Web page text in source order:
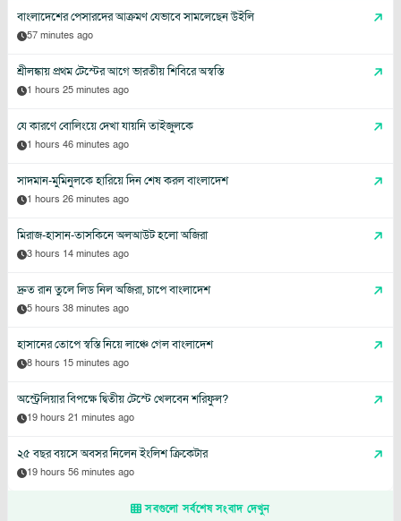
বাংলাদেশের পেসারদের আক্রমণ যেভাবে সামলেছেন উইলি
57 minutes ago
শ্রীলঙ্কায় প্রথম টেস্টের আগে ভারতীয় শিবিরে অস্বস্তি
1 hours 25 minutes ago
যে কারণে বোলিংয়ে দেখা যায়নি তাইজুলকে
1 hours 46 minutes ago
সাদমান-মুমিনুলকে হারিয়ে দিন শেষ করল বাংলাদেশ
1 hours 26 minutes ago
মিরাজ-হাসান-তাসকিনে অলআউট হলো অজিরা
3 hours 14 minutes ago
দ্রুত রান তুলে লিড নিল অজিরা, চাপে বাংলাদেশ
5 hours 38 minutes ago
হাসানের তোপে স্বস্তি নিয়ে লাঞ্চে গেল বাংলাদেশ
8 hours 15 minutes ago
অস্ট্রেলিয়ার বিপক্ষে দ্বিতীয় টেস্টে খেলবেন শরিফুল?
19 hours 21 minutes ago
২৫ বছর বয়সে অবসর নিলেন ইংলিশ ক্রিকেটার
19 hours 56 minutes ago
সবগুলো সর্বশেষ সংবাদ দেখুন